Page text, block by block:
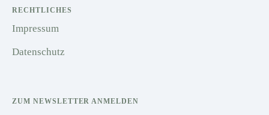
RECHTLICHES
Impressum
Datenschutz
ZUM NEWSLETTER ANMELDEN